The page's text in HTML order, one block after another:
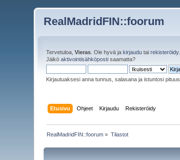
RealMadridFIN::foorum
Tervetuloa,Vieras . Ole hyvä jakirjaudu tairekisteröidy.
Jäiköaktivointisähköposti saamatta?
Kirjautuaksesi anna tunnus, salasana ja istuntosi pituus
Etusivu Ohjeet Kirjaudu Rekisteröidy
RealMadridFIN::foorum » Tilastot